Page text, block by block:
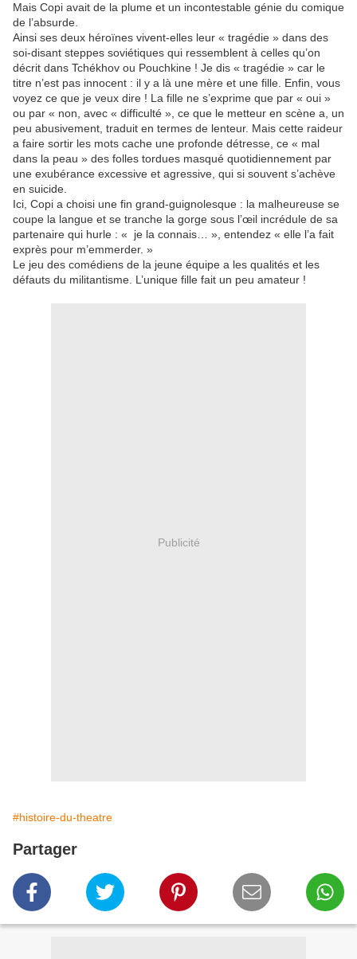
Mais Copi avait de la plume et un incontestable génie du comique
de l’absurde.
Ainsi ses deux héroïnes vivent-elles leur « tragédie » dans des
soi-disant steppes soviétiques qui ressemblent à celles qu’on
décrit dans Tchékhov ou Pouchkine ! Je dis « tragédie » car le
titre n’est pas innocent : il y a là une mère et une fille. Enfin, vous
voyez ce que je veux dire ! La fille ne s’exprime que par « oui »
ou par « non, avec « difficulté », ce que le metteur en scène a, un
peu abusivement, traduit en termes de lenteur. Mais cette raideur
a faire sortir les mots cache une profonde détresse, ce « mal
dans la peau » des folles tordues masqué quotidiennement par
une exubérance excessive et agressive, qui si souvent s’achève
en suicide.
Ici, Copi a choisi une fin grand-guignolesque : la malheureuse se
coupe la langue et se tranche la gorge sous l’œil incrédule de sa
partenaire qui hurle : « je la connais… », entendez « elle l’a fait
exprès pour m’emmerder. »
Le jeu des comédiens de la jeune équipe a les qualités et les
défauts du militantisme. L’unique fille fait un peu amateur !
Publicité
#histoire-du-theatre
Partager